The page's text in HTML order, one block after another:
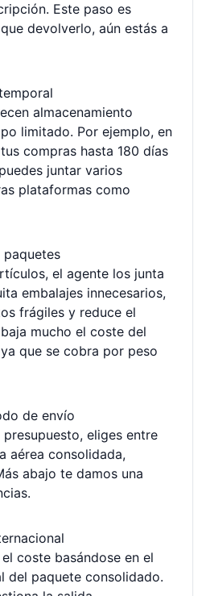
Este paso es
devolverlo, aún estás a
almacenamiento
limitado. Por ejemplo, en
compras hasta 180 días
juntar varios
plataformas como
el agente los junta
embalajes innecesarios,
frágiles y reduce el
mucho el coste del
que se cobra por peso
de envío
eliges entre
aérea consolidada,
abajo te damos una
coste basándose en el
del paquete consolidado.